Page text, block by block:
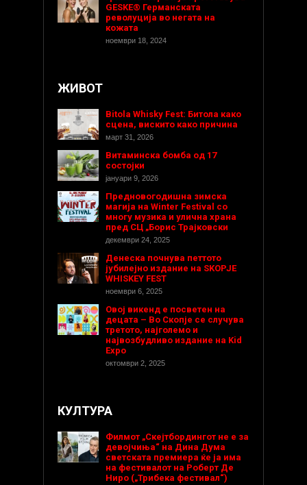
GESKE® Германската
револуција во негата на
кожата
ноември 18, 2024
ЖИВОТ
Bitola Whisky Fest: Битола како
сцена, вискито како причина
март 31, 2026
Витаминска бомба од 17
состојки
јануари 9, 2026
Предновогодишнa зимска
магија на Winter Festival со
многу музика и улична храна
пред СЦ „Борис Трајковски
декември 24, 2025
Денеска почнува петтото
јубилејно издание на SKOPJE
WHISKEY FEST
ноември 6, 2025
Овој викенд е посветен на
децата – Во Скопје се случува
третото, најголемо и
највозбудливо издание на Kid
Expo
октомври 2, 2025
КУЛТУРА
Филмот „Скејтбордингот не е за
девојчиња“ на Дина Дума
светската премиера ќе ја има
на фестивалот на Роберт Де
Ниро („Трибека фестивал“)